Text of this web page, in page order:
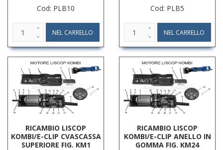
Cod: PLB10
Cod: PLB5
RICAMBIO LISCOP
KOMBI/E-CLIP CVASCASSA
SUPERIORE FIG. KM1
RICAMBIO LISCOP
KOMBI/E-CLIP ANELLO IN
GOMMA FIG. KM24